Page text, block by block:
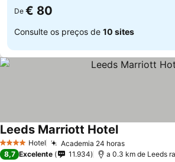
De € 80
Consulte os preços de 10 sites
4 EstrelasHotel Academia 24 horas
Leeds Marriott Hotel
8,7 Excelente 11.934 a 0.3 km de Leeds